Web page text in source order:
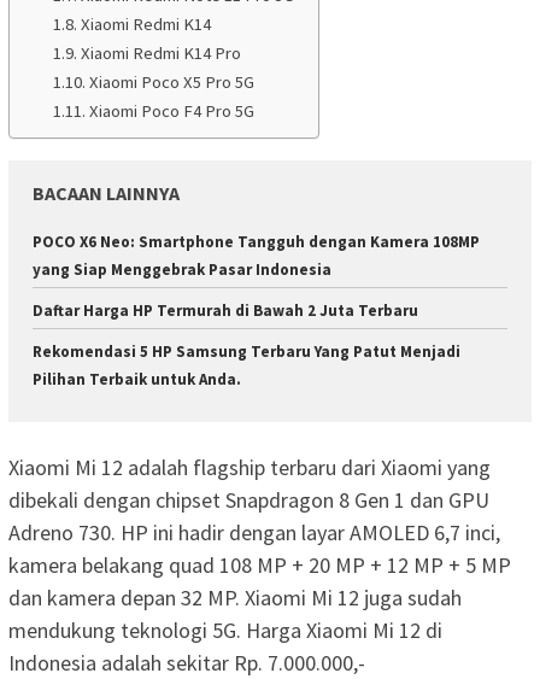
Xiaomi Redmi K14
Xiaomi Redmi K14 Pro
Xiaomi Poco X5 Pro 5G
Xiaomi Poco F4 Pro 5G
BACAAN LAINNYA
POCO X6 Neo: Smartphone Tangguh dengan Kamera 108MP
yang Siap Menggebrak Pasar Indonesia
Daftar Harga HP Termurah di Bawah 2 Juta Terbaru
Rekomendasi 5 HP Samsung Terbaru Yang Patut Menjadi
Pilihan Terbaik untuk Anda.
Xiaomi Mi 12 adalah flagship terbaru dari Xiaomi yang
dibekali dengan chipset Snapdragon 8 Gen 1 dan GPU
Adreno 730. HP ini hadir dengan layar AMOLED 6,7 inci,
kamera belakang quad 108 MP + 20 MP + 12 MP + 5 MP
dan kamera depan 32 MP. Xiaomi Mi 12 juga sudah
mendukung teknologi 5G. Harga Xiaomi Mi 12 di
Indonesia adalah sekitar Rp. 7.000.000,-